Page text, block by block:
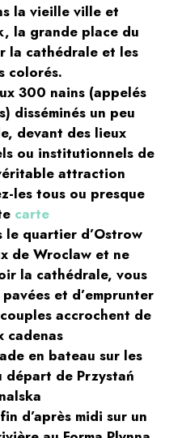
la vieille ville et
la grande place du
la cathédrale et les
colorés.
300 nains (appelés
disséminés un peu
devant des lieux
ou institutionnels de
attraction
les tous ou presque
carte
le quartier d’Ostrow
de Wroclaw et ne
la cathédrale, vous
et d’emprunter
accrochent de
cadenas
en bateau sur les
départ de Przystań
d’après midi sur un